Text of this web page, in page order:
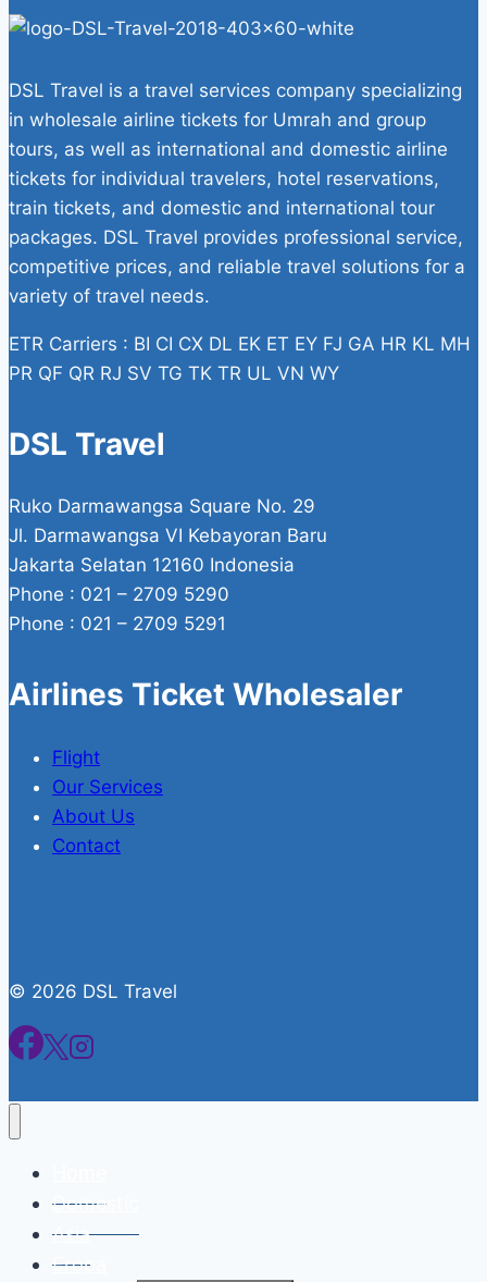
DSL Travel is a travel services company specializing
in wholesale airline tickets for Umrah and group
tours, as well as international and domestic airline
tickets for individual travelers, hotel reservations,
train tickets, and domestic and international tour
packages. DSL Travel provides professional service,
competitive prices, and reliable travel solutions for a
variety of travel needs.
ETR Carriers : BI CI CX DL EK ET EY FJ GA HR KL MH
PR QF QR RJ SV TG TK TR UL VN WY
DSL Travel
Ruko Darmawangsa Square No. 29
Jl. Darmawangsa VI Kebayoran Baru
Jakarta Selatan 12160 Indonesia
Phone : 021 – 2709 5290
Phone : 021 – 2709 5291
Airlines Ticket Wholesaler
Flight
Our Services
About Us
Contact
© 2026 DSL Travel
Domestic
Asia
Eropa